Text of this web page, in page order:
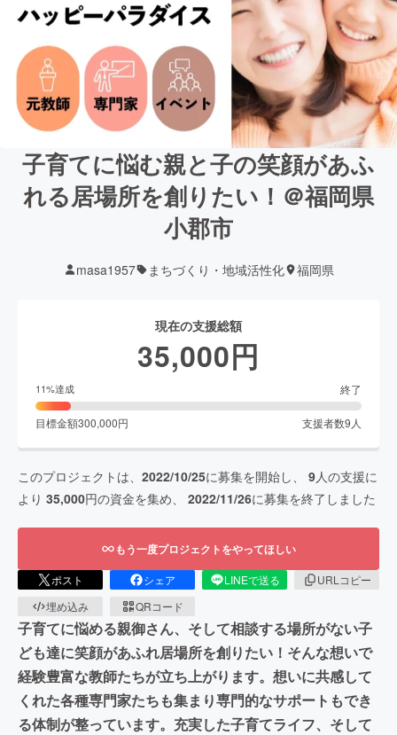
子育てに悩む親と子の笑顔があふ
れる居場所を創りたい！＠福岡県
小郡市
masa1957 まちづくり・地域活性化 福岡県
現在の支援総額
35,000円
11%達成 終了
目標金額300,000円 支援者数9 人
このプロジェクトは、 2022/10/25に募集を開始し、 9人の支援に
より 35,000円の資金を集め、 2022/11/26に募集を終了しました
もう一度プロジェクトをやってほしい
ポスト シェア LINEで送る
URLコピー
埋め込み
QRコード
子育てに悩める親御さん、そして相談する場所がない子
ども達に笑顔があふれ居場所を創りたい！そんな想いで
経験豊富な教師たちが立ち上がります。想いに共感して
くれた各種専門家たちも集まり専門的なサポートもでき
る体制が整っています。充実した子育てライフ、そして